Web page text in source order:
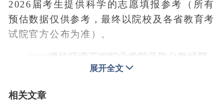
2026届考生提供科学的志愿填报参考（所有
预估数据仅供参考，最终以院校及各省教育考
试院官方公布为准）。
2025年作为最新招生数据，是2026年报考的
展开全文
相关文章